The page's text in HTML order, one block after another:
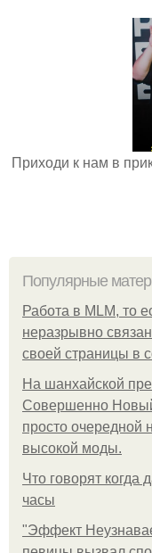
Приходи к нам в
Популярные
Работа в MLM, то
неразрывно
своей страницы в
На шанхайской
Совершенно
просто очередной
высокой моды.
Что говорят когда
часы
"Эффект